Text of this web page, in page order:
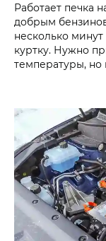
Работает печка
добрым
несколько
куртку. Нужно
температуры, но